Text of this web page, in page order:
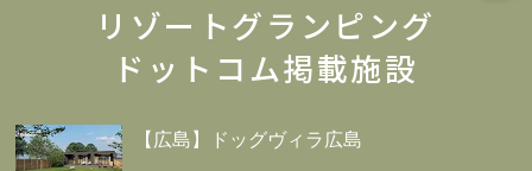
リゾートグランピング
ドットコム掲載施設
【広島】ドッグヴィラ広島